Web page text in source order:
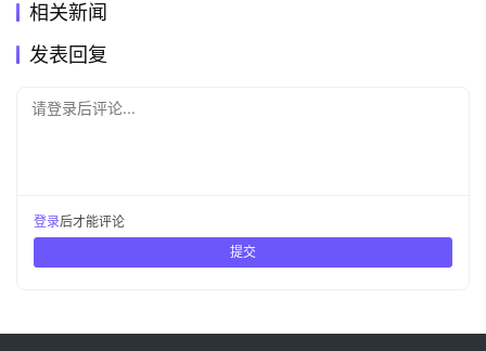
相关新闻
发表回复
请登录后评论...
登录后才能评论
提交